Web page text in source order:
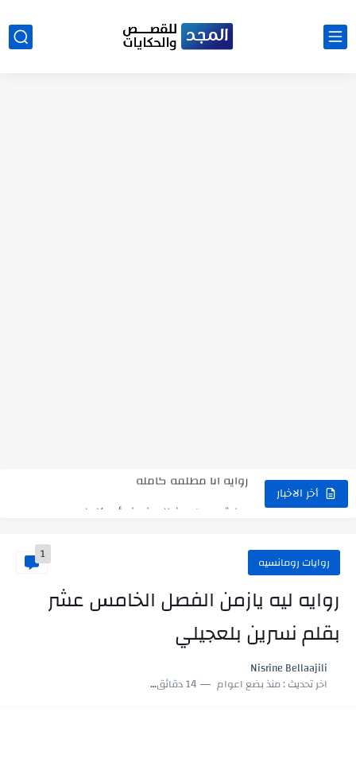
أخر الاخبار
رواية رجعت من السفر فجأه كامله
سر شراب ابني كامله روايات رومانسيه 1
روايه ليه يازمن الفصل الخامس عشر
بقلم نسرين بلعجيلي
Nisrine Bellaajili
اخر تحديث :منذ بضع اعوام 14 دقائق للقراءة